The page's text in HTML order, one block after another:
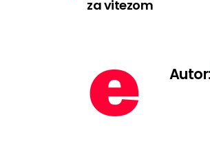
za vitezom
Autor: